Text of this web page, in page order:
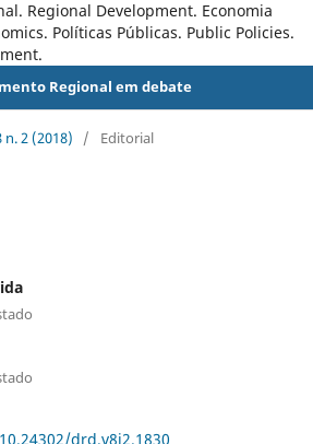
Regional Development. Economia
Políticas Públicas. Public Policies.
Regional em debate
n. 2 (2018) / Editorial
drd.v8i2.1830